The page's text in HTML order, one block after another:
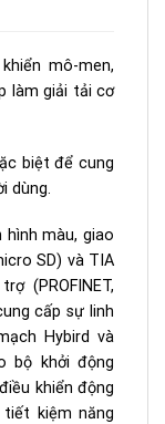
mô-men,
làm giải tải cơ
biệt để cung
dùng.
màu, giao
SD) và TIA
(PROFINET,
cấp sự linh
Hybird và
bộ khởi động
khiển động
kiệm năng